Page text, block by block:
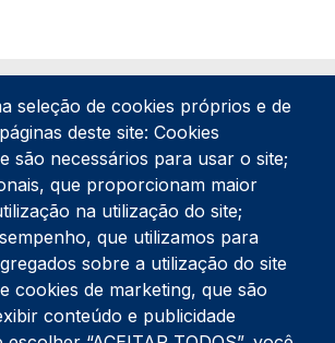
234 390 100
da Nazaré
seleção de cookies próprios e de
deste site: Cookies
são necessários para usar o site;
que proporcionam maior
na utilização do site;
que utilizamos para
sobre a utilização do site
cookies de marketing, que são
conteúdo e publicidade